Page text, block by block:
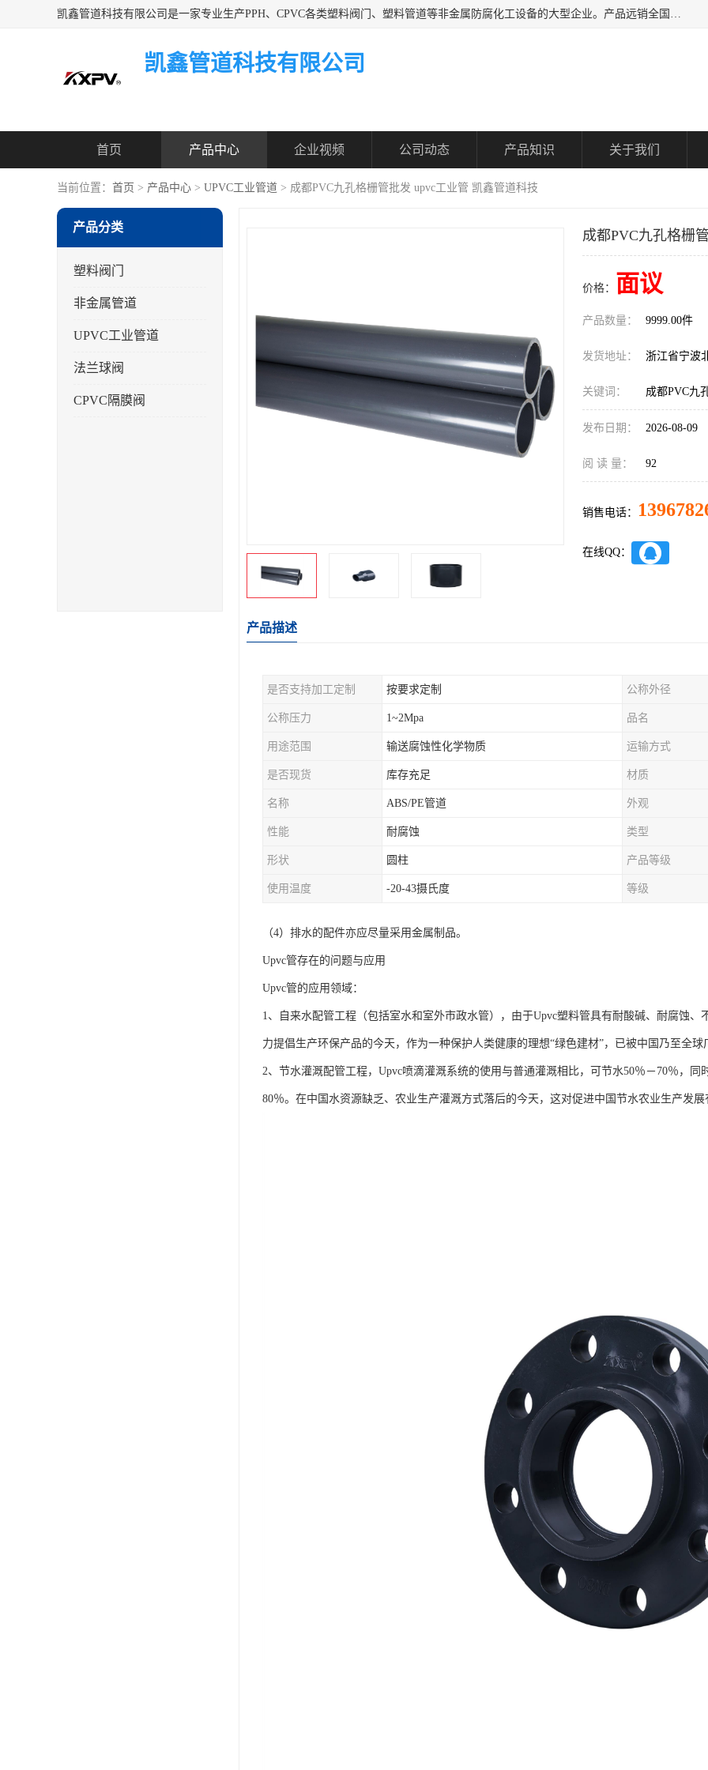
凯鑫管道科技有限公司是一家专业生产PPH、CPVC各类塑料阀门、塑料管道等非金属防腐化工设备的大型企业。产品远销全国三十一个省、市、自治区,广泛应用于化工、石油、氯碱、染料、制药、农药等行业，深受广大用户欢迎，是目前国内生产化工泵、阀门规模较大的生产基地之一。
凯鑫管道科技有限公司
首页 产品中心 企业视频 公司动态 产品知识 关于我们
当前位置： 首页 > 产品中心 > UPVC工业管道 > 成都PVC九孔格栅管批发 upvc工业管 凯鑫管道科技
产品分类
塑料阀门
非金属管道
UPVC工业管道
法兰球阀
CPVC隔膜阀
成都PVC九孔格栅
价格： 面议
产品数量： 9999.00件
发货地址： 浙江省宁波
关键词： 成都PVC九
发布日期： 2026-08-09
阅 读 量： 92
销售电话：
在线QQ：
产品描述
是否支持加工定制 按要求定制 公称外径
公称压力 1~2Mpa 品名
用途范围 输送腐蚀性化学物质 运输方式
是否现货 库存充足 材质
名称 ABS/PE管道 外观
性能 耐腐蚀 类型
形状 圆柱 产品等级
使用温度 -20-43摄氏度 等级
（4）排水的配件亦应尽量采用金属制品。
Upvc管存在的问题与应用
Upvc管的应用领域：
1、自来水配管工程（包括室水和室外市政水管），由于Upvc塑料管具有耐酸碱、耐腐蚀
力提倡生产环保产品的今天，作为一种保护人类健康的理想“绿色建材”，已被中国乃至全球
2、节水灌溉配管工程，Upvc喷滴灌溉系统的使用与普通灌溉相比，可节水50％－70％，
80％。在中国水资源缺乏、农业生产灌溉方式落后的今天，这对促进中国节水农业生产发